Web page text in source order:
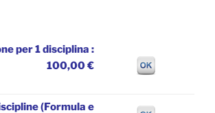
per 1 disciplina :
100,00 €
(Formula e